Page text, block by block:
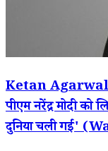
Ketan Agarwal
पीएम नरेंद्र मोदी को
दुनिया चली गई'